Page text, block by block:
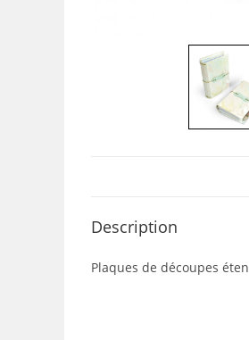
Description
Plaques de découpes